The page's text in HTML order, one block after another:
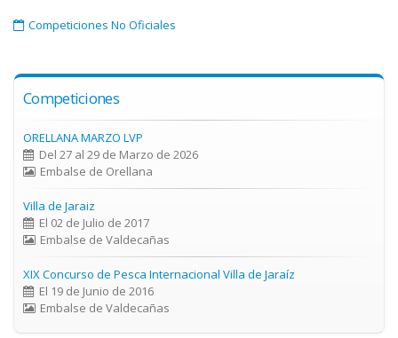
Competiciones No Oficiales
Competiciones
ORELLANA MARZO LVP
Del 27 al 29 de Marzo de 2026
Embalse de Orellana
Villa de Jaraiz
El 02 de Julio de 2017
Embalse de Valdecañas
XIX Concurso de Pesca Internacional Villa de Jaraíz
El 19 de Junio de 2016
Embalse de Valdecañas